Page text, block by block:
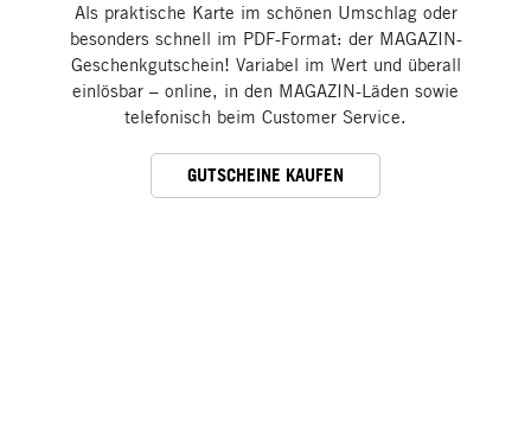
Als praktische Karte im schönen Umschlag oder
besonders schnell im PDF-Format: der MAGAZIN-
Geschenkgutschein! Variabel im Wert und überall
einlösbar – online, in den MAGAZIN-Läden sowie
telefonisch beim Customer Service.
GUTSCHEINE KAUFEN